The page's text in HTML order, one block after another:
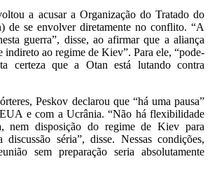
a acusar a Organização do Tratado do
de se envolver diretamente no conflito. “A
guerra”, disse, ao afirmar que a aliança
indireto ao regime de Kiev”. Para ele, “pode-
certeza que a Otan está lutando contra
Peskov declarou que “há uma pausa”
e com a Ucrânia. “Não há flexibilidade
nem disposição do regime de Kiev para
séria”, disse. Nessas condições,
sem preparação seria absolutamente